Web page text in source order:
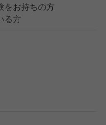
お持ちの方
る方